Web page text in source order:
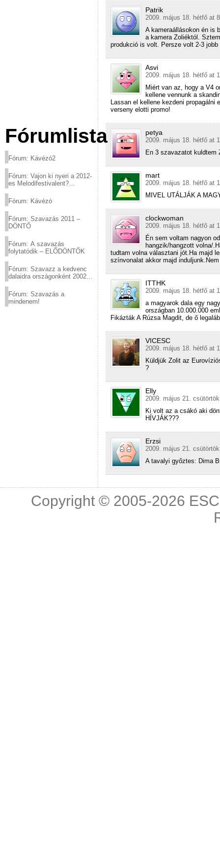
Fórumlista
Fórum: Kávézó2
Fórum: Vajon ki nyeri a 2012-
es Melodifestivalent?
Fórum: Kávézó
Fórum: Szavazás 2011 –
DÖNTŐ
Fórum: A szavazás
folytatódik – ELŐDÖNTŐK
Fórum: Szavazz a kedvenc
dalaidra országonként 2002
Fórum: Szavazás a
mindenem!
Patrik
2009. május 18. hétfő at
A kameraállásokon én is
a kamera Zoliéktól.
produkció is volt. Persze volt 2-3
Asvi
2009. május 18. hétfő at
Miért van az, hogy a V4
kellene vennunk a
Lassan el kellene kezdeni
verseny elotti promo!
petya
2009. május 18. hétfő at
En 3 szavazatot kuldtem
mart
2009. május 18. hétfő at
MIVEL UTÁLJÁK A
clockwoman
2009. május 18. hétfő at
Én sem voltam nagyon
hangzik/hangzott volna/
tudtam volna választani jót.Ha majd
színvonalat akkor majd
ITTHK
2009. május 18. hétfő at
a magyarok dala egy
országban 10.000.000
Fikázták A Rúzsa Magdit, de ő
VICESC
2009. május 18. hétfő at
Küldjük Zolit az
?
Elly
2009. május 21.
Ki volt az a csákó aki
HÍVJÁK???
Erzsi
2009. május 21.
A tavalyi győztes: Dima
Copyright © 2005-2026